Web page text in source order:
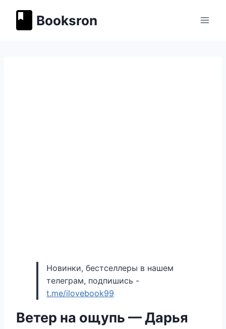
содержимому
Booksron
Новинки, бестселлеры в нашем
телеграм, подпишись -
t.me/ilovebook99
Ветер на ощупь — Дарья